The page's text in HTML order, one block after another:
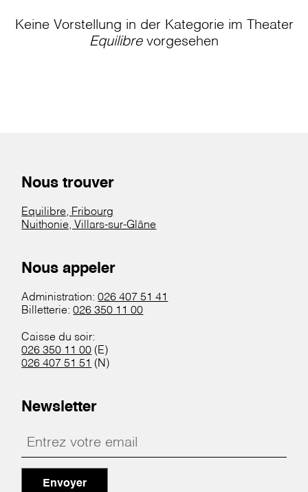
Keine Vorstellung in der Kategorie im Theater
Equilibrevorgesehen
Nous trouver
Equilibre, Fribourg
Nuithonie, Villars-sur-Glâne
Nous appeler
Administration:026 407 51 41
Billetterie:026 350 11 00
Caisse du soir:
026 350 11 00 (E)
026 407 51 51 (N)
Newsletter
Envoyer